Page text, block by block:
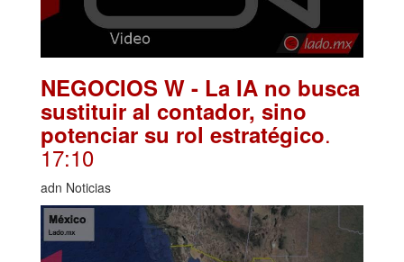
NEGOCIOS W - La IA no busca
sustituir al contador, sino
potenciar su rol estratégico.
17:10
adn Noticias